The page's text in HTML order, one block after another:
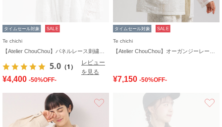
タイムセール対象 SALE
Te chichi
5.0 （1）
レビュー
を見る
¥4,400 -50%OFF-
タイムセール対象 SALE
Te chichi
¥7,150 -50%OFF-